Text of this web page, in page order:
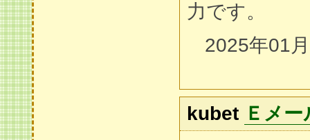
力です。
2025年01
kubet Ｅメー